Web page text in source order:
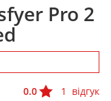
Pro 2
0.0 1 відгук